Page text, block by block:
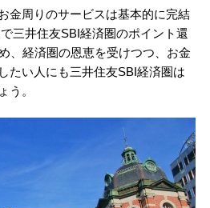
金周りのサービスは基本的に完結
三井住友SBI経済圏のポイント還
、経済圏の恩恵を受けつつ、お金
たい人にも三井住友SBI経済圏は
う。